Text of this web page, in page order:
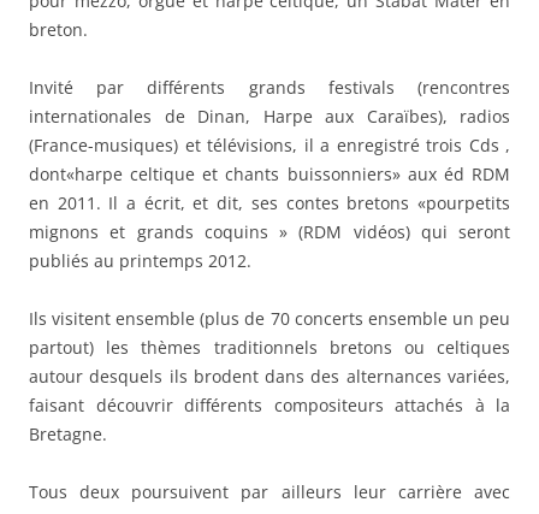
breton.
Invité par différents grands festivals (rencontres
internationales de Dinan, Harpe aux Caraïbes), radios
(France-musiques) et télévisions, il a enregistré trois Cds ,
dont«harpe celtique et chants buissonniers» aux éd RDM
en 2011. Il a écrit, et dit, ses contes bretons «pourpetits
mignons et grands coquins » (RDM vidéos) qui seront
publiés au printemps 2012.
Ils visitent ensemble (plus de 70 concerts ensemble un peu
partout) les thèmes traditionnels bretons ou celtiques
autour desquels ils brodent dans des alternances variées,
faisant découvrir différents compositeurs attachés à la
Bretagne.
Tous deux poursuivent par ailleurs leur carrière avec